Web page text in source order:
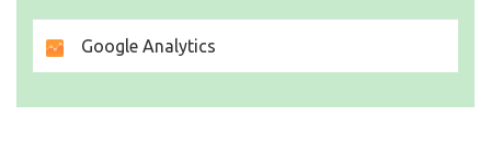
Google Analytics